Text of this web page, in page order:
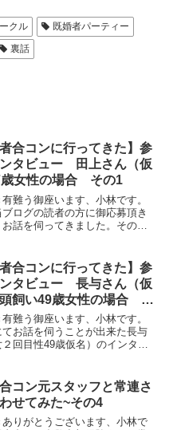
クル
既婚者パーティー
裏話
者合コンに行ってきた】参
タビュー 田上さん（仮
歳女性の場合 その1
有難う御座います、小林です。
ログの読者の方に御応募頂き
お話を伺ってきました。その様
ましてお話を伺えるということ
なお時間頂き有難...
者合コンに行ってきた】参
タビュー 長与さん（仮
飼い49歳女性の場合 そ
有難う御座います、小林です。
てお話を伺うことが出来た長与
回目性49歳仮名）のインタビ
ということでお話を伺ったわけ
案の定そのまま...
コン元スタッフと常連さ
せてみた~その4
ありがとうございます、小林で